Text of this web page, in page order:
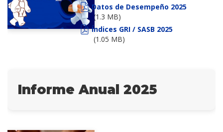
Datos de Desempeño 2025
(1.3 MB)
Índices GRI / SASB 2025
(1.05 MB)
Informe Anual 2025